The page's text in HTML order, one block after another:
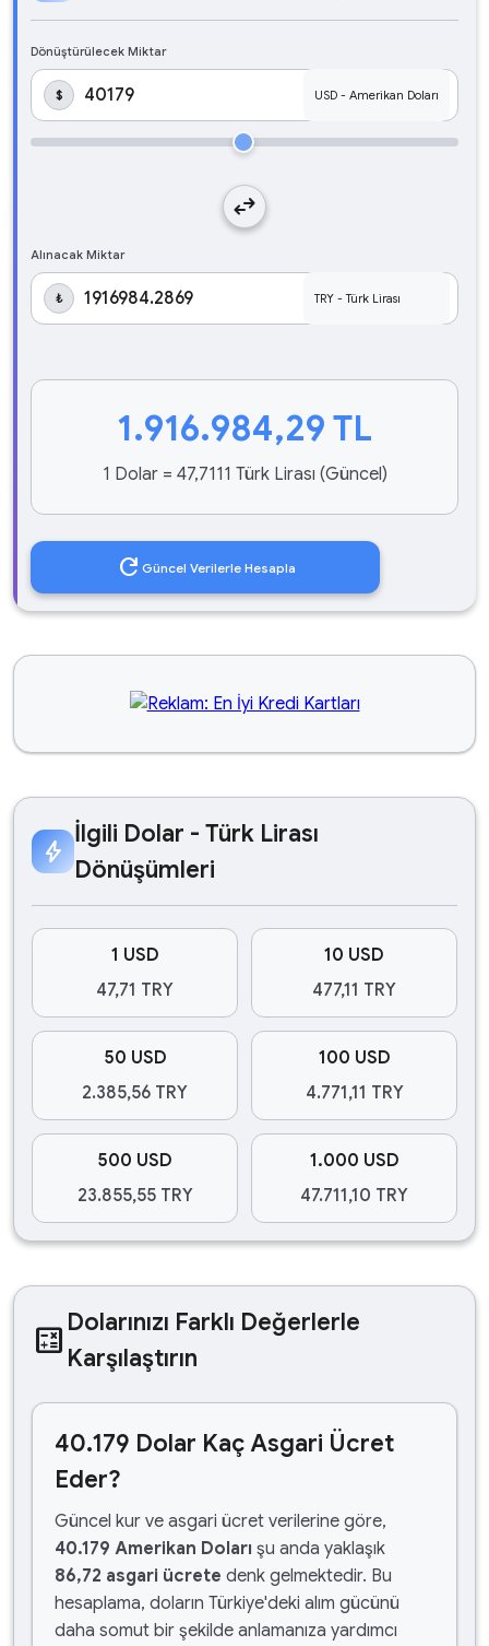
Dönüştürülecek Miktar
$
swap_horiz
Alınacak Miktar
₺
1.916.984,29 TL
1 Dolar = 47,7111 Türk Lirası (Güncel)
refresh Güncel Verilerle Hesapla
bolt
İlgili Dolar - Türk Lirası
Dönüşümleri
1 USD
47,71 TRY
10 USD
477,11 TRY
50 USD
2.385,56 TRY
100 USD
4.771,11 TRY
500 USD
23.855,55 TRY
1.000 USD
47.711,10 TRY
calculate Dolarınızı Farklı Değerlerle
Karşılaştırın
40.179 Dolar Kaç Asgari Ücret
Eder?
Güncel kur ve asgari ücret verilerine göre,
40.179 Amerikan Doları şu anda yaklaşık
86,72 asgari ücrete denk gelmektedir. Bu
hesaplama, doların Türkiye'deki alım gücünü
daha somut bir şekilde anlamanıza yardımcı